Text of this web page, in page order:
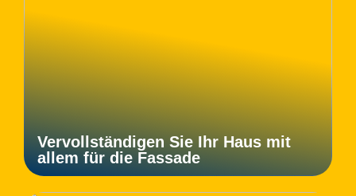
Vervollständigen Sie Ihr Haus mit
allem für die Fassade